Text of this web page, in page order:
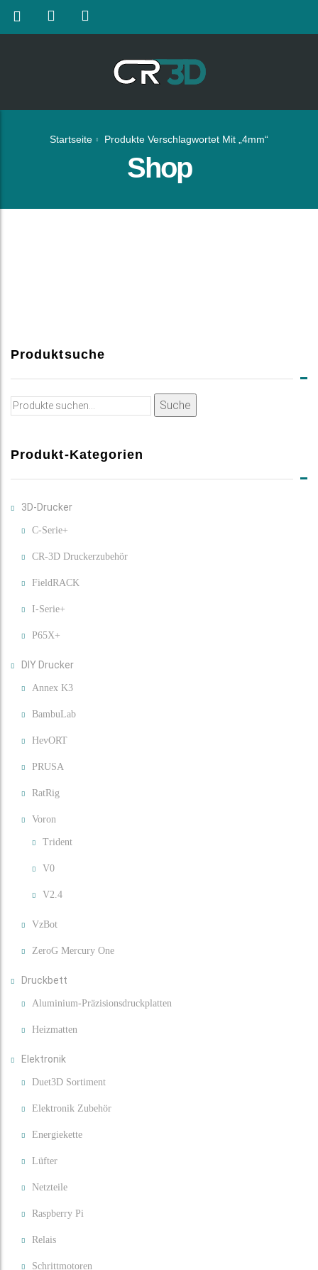
Startseite Produkte Verschlagwortet Mit „4mm“
Shop
Produktsuche
Suche
Suche
Produkt-Kategorien
3D-Drucker
C-Serie+
CR-3D Druckerzubehör
FieldRACK
I-Serie+
P65X+
DIY Drucker
Annex K3
BambuLab
HevORT
PRUSA
RatRig
Voron
Trident
V0
V2.4
VzBot
ZeroG Mercury One
Druckbett
Aluminium-Präzisionsdruckplatten
Heizmatten
Elektronik
Duet3D Sortiment
Elektronik Zubehör
Energiekette
Lüfter
Netzteile
Raspberry Pi
Relais
Schrittmotoren